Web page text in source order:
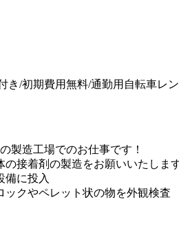
き/初期費用無料/通勤用自転車レ
製造工場でのお仕事です！
の接着剤の製造をお願いいたしま
備に投入
ックやペレット状の物を外観検査